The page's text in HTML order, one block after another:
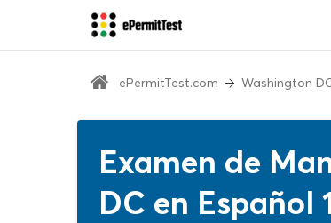
ePermitTest.com Washington
Examen de
DC en Español